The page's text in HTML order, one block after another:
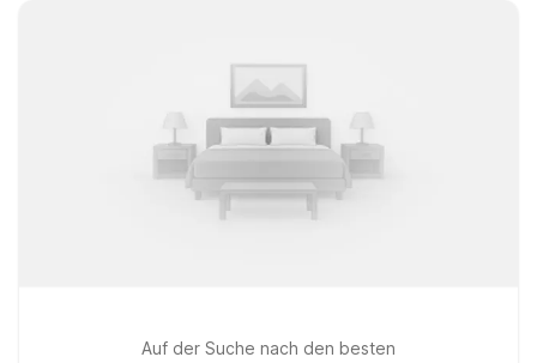
Auf der Suche nach den besten